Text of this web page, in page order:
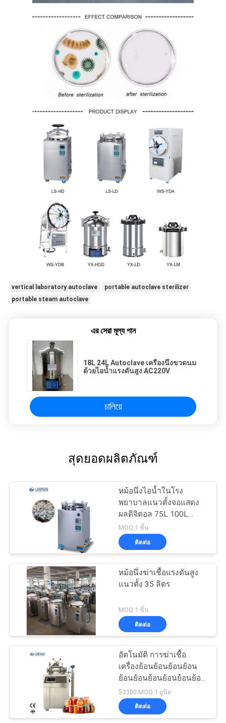
vertical laboratory autoclave
portable autoclave sterilizer
portable steam autoclave
এর সেরা মূল্য পান
18L 24L Autoclave เครื่องนึ่งขวดนม
ด้วยไอน้ำแรงดันสูง AC220V
চালিয়ে
สุดยอดผลิตภัณฑ์
หม้อนึ่งไอน้ำในโรง
พยาบาลแนวตั้งจอแสดง
ผลดิจิตอล 75L 100L
150L ความดันสูง
MOQ:1 ชิ้น
ติดต่อ
หม้อนึ่งฆ่าเชื้อแรงดันสูง
แนวตั้ง 35 ลิตร
MOQ:1 ชิ้น
ติดต่อ
อัตโนมัติ การฆ่าเชื้อ
เครื่องย้อนย้อนย้อนย้อน
ย้อนย้อนย้อนย้อนย้อนย้อน
ย้อนย้อนย้อนย้อนย้อนย้อน
ย้อนย้อนย้อนย้อนย้อนย้อน
ย้อนย้อนย้อนย้อนย้อนย้อน
$2300 MOQ:1 ยูนิต
ติดต่อ